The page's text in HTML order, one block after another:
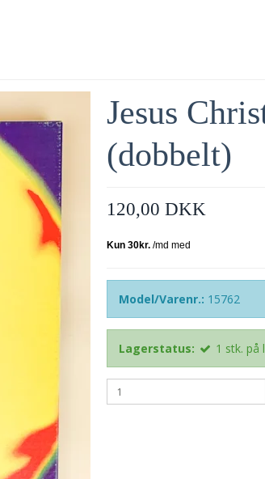
Jesus
(dobbelt)
120,00 DKK
Model/Varenr.: 15762
Lagerstatus: 1 stk. på